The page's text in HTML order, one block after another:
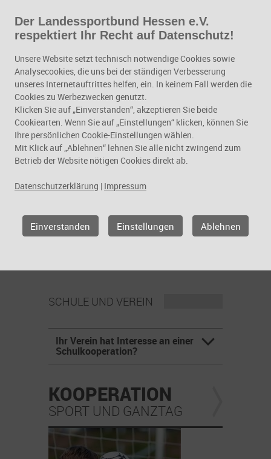
Zum Hauptinhalt springen
Schule, Bildung und
Personalentwicklung
Geschäftsfelder
Schule, Bildung und
SCHULE UND VEREIN
Ihr Verein hat Interesse an einer
Schulkooperation?
KOOPERATION
SPORT UND GANZTAG
Der Landessportbund Hessen e.V.
respektiert Ihr Recht auf Datenschutz!
Unsere Website setzt technisch notwendige Cookies sowie
Analysecookies, die uns bei der ständigen Verbesserung
unseres Internetauftrittes helfen, ein. In keinem Fall werden die
Cookies zu Werbezwecken genutzt.
Klicken Sie auf „Einverstanden“, akzeptieren Sie beide
Cookiearten. Wenn Sie auf „Einstellungen“ klicken, können Sie
Ihre persönlichen Cookie-Einstellungen wählen.
Mit Klick auf „Ablehnen“ lehnen Sie alle nicht zwingend zum
Betrieb der Website nötigen Cookies direkt ab.
Datenschutzerklärung | Impressum
Einverstanden Einstellungen Ablehnen